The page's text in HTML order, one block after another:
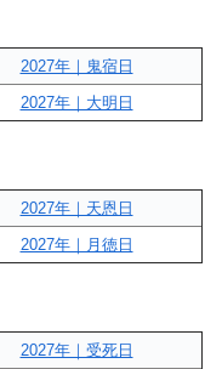
2027年｜鬼宿日
2027年｜大明日
2027年｜天恩日
2027年｜月徳日
2027年｜受死日